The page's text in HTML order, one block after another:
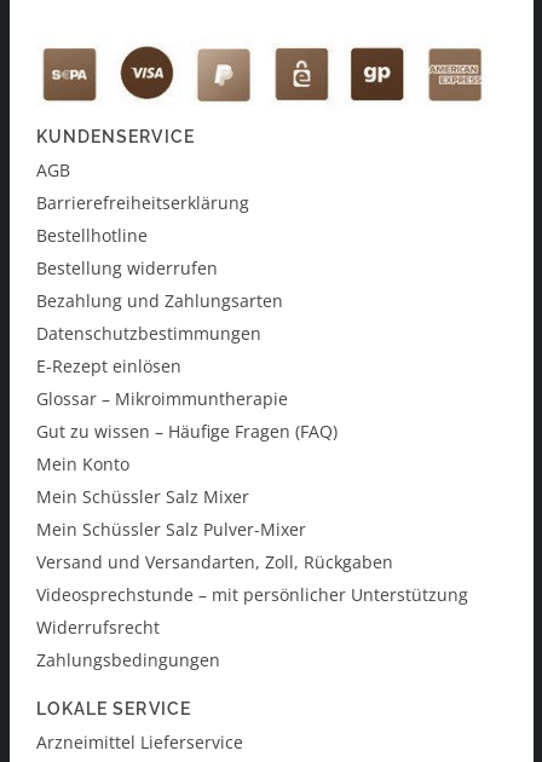
KUNDENSERVICE
AGB
Barrierefreiheitserklärung
Bestellhotline
Bestellung widerrufen
Bezahlung und Zahlungsarten
Datenschutzbestimmungen
E-Rezept einlösen
Glossar – Mikroimmuntherapie
Gut zu wissen – Häufige Fragen (FAQ)
Mein Konto
Mein Schüssler Salz Mixer
Mein Schüssler Salz Pulver-Mixer
Versand und Versandarten, Zoll, Rückgaben
Videosprechstunde – mit persönlicher Unterstützung
Widerrufsrecht
Zahlungsbedingungen
LOKALE SERVICE
Arzneimittel Lieferservice